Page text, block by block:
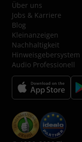
Über uns
Jobs & Karriere
Blog
Kleinanzeigen
Nachhaltigkeit
Hinweisgebersystem
Audio Professionell